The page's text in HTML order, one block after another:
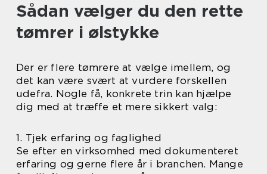
Sådan vælger du den rette
tømrer i ølstykke
Der er flere tømrere at vælge imellem, og
det kan være svært at vurdere forskellen
udefra. Nogle få, konkrete trin kan hjælpe
dig med at træffe et mere sikkert valg:
1. Tjek erfaring og faglighed
Se efter en virksomhed med dokumenteret
erfaring og gerne flere år i branchen. Mange